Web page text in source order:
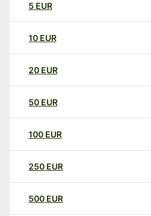
5 EUR
10 EUR
20 EUR
50 EUR
100 EUR
250 EUR
500 EUR